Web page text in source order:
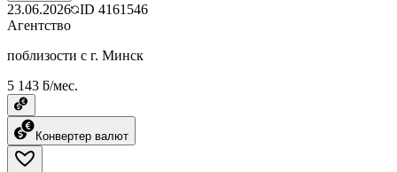
23.06.2026 ID 4161546
Агентство
поблизости с г. Минск
5 143 ƃ/мес.
Конвертер валют